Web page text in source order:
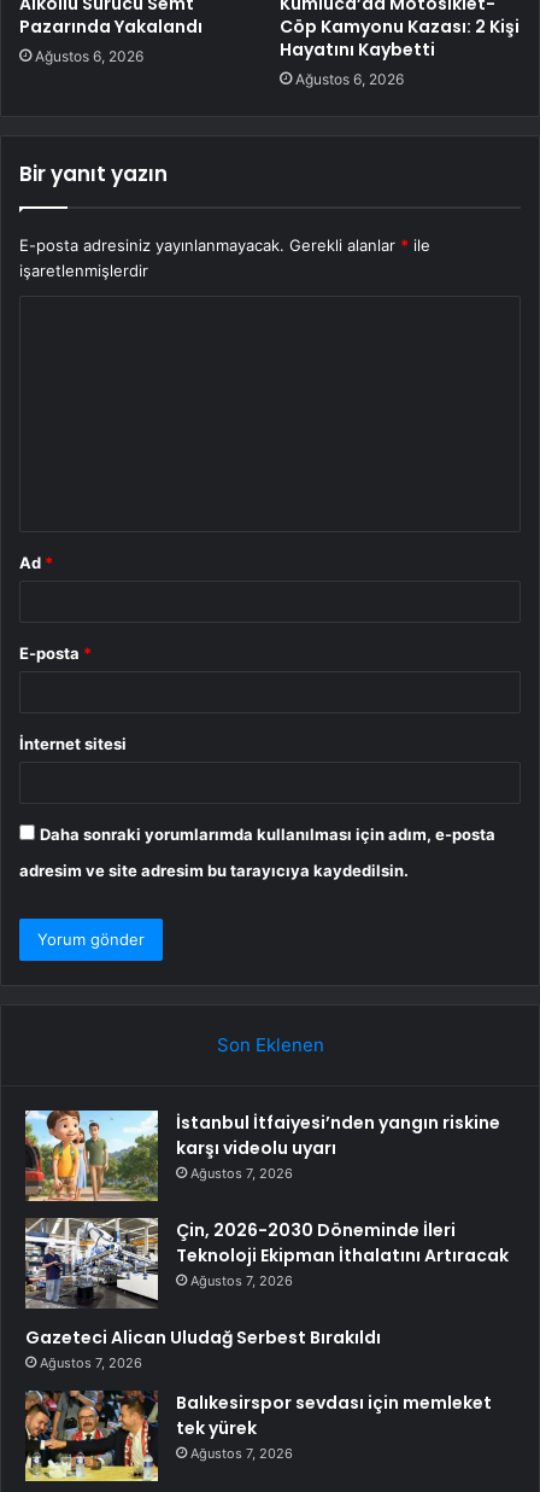
Pazarında Yakalandı
Ağustos 6, 2026
Cöp Kamyonu Kazası: 2 Kişi
Hayatını Kaybetti
Ağustos 6, 2026
Bir yanıt yazın
E-posta adresiniz yayınlanmayacak. Gerekli alanlar * ile
işaretlenmişlerdir
Ad *
E-posta *
İnternet sitesi
Daha sonraki yorumlarımda kullanılması için adım, e-posta
adresim ve site adresim bu tarayıcıya kaydedilsin.
Son Eklenen
İstanbul İtfaiyesi’nden yangın riskine
karşı videolu uyarı
Ağustos 7, 2026
Çin, 2026-2030 Döneminde İleri
Teknoloji Ekipman İthalatını Artıracak
Ağustos 7, 2026
Gazeteci Alican Uludağ Serbest Bırakıldı
Ağustos 7, 2026
Balıkesirspor sevdası için memleket
tek yürek
Ağustos 7, 2026